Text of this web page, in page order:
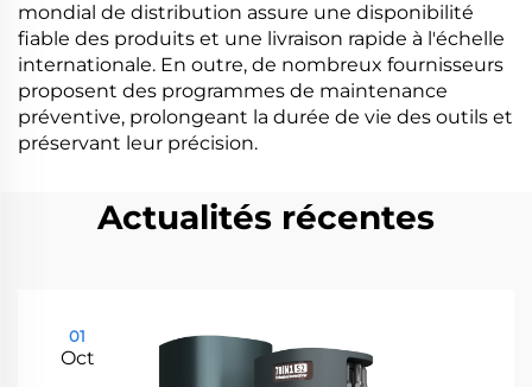
mondial de distribution assure une disponibilité
fiable des produits et une livraison rapide à l'échelle
internationale. En outre, de nombreux fournisseurs
proposent des programmes de maintenance
préventive, prolongeant la durée de vie des outils et
préservant leur précision.
Actualités récentes
01
Oct